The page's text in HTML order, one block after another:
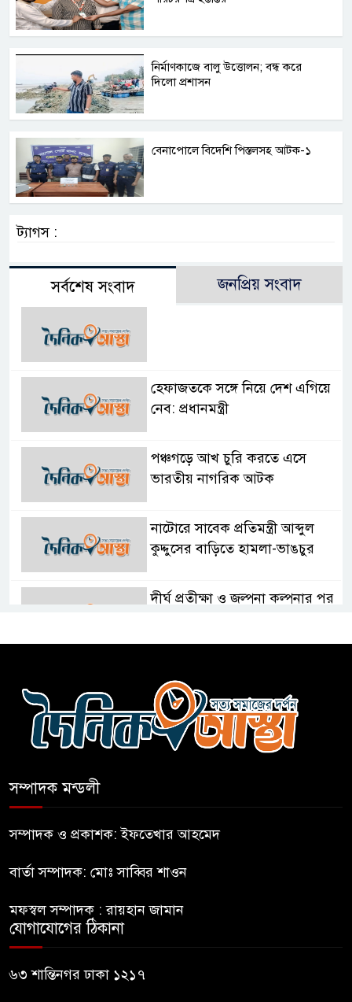
নির্মাণকাজে বালু উত্তোলন; বন্ধ করে
দিলো প্রশাসন
বেনাপোলে বিদেশি পিস্তলসহ আটক-১
ট্যাগস :
সর্বশেষ সংবাদ জনপ্রিয় সংবাদ
হেফাজতকে সঙ্গে নিয়ে দেশ এগিয়ে
নেব: প্রধানমন্ত্রী
পঞ্চগড়ে আখ চুরি করতে এসে
ভারতীয় নাগরিক আটক
নাটোরে সাবেক প্রতিমন্ত্রী আব্দুল
কুদ্দুসের বাড়িতে হামলা-ভাঙচুর
দীর্ঘ প্রতীক্ষা ও জল্পনা কল্পনার পর
ফুলবাড়িয়া জামায়াতের আমীরসহ
কারাগারে-৩
নতুন আশা’র কক্সবাজার ব্যুরো
দিলো প্রশাসন
আটক-১
সম্পাদক মন্ডলী
সম্পাদক ও প্রকাশক: ইফতেখার আহমেদ
বার্তা সম্পাদক: মোঃ সাব্বির শাওন
মফস্বল সম্পাদক : রায়হান জামান
যোগাযোগের ঠিকানা
৬৩ শান্তিনগর ঢাকা ১২১৭